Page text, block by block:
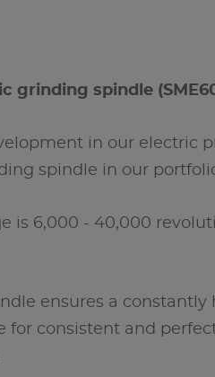
grinding spindle
in our electric
spindle in our
is 6,000 - 40,000
ensures a
for consistent and